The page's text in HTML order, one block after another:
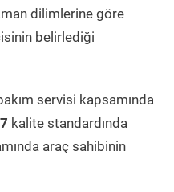
dilimlerine göre
belirlediği
servisi kapsamında
kalite standardında
araç sahibinin